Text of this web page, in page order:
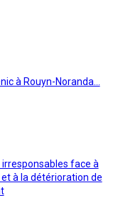
à Rouyn-Noranda…
face à
et à la détérioration de